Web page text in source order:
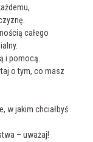
całego
i pomocą.
o tym, co masz
w jakim chciałbyś
– uważaj!